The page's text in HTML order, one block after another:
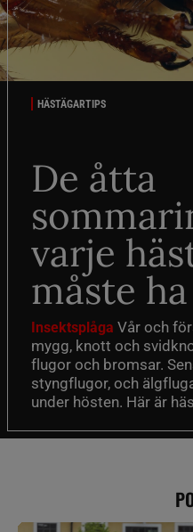
HÄSTÄGARTIPS
De åtta
varje
måste
Insektsplåga Vår och
mygg, knott och
flugor och bromsar.
styngflugor, och
under hösten. Här är